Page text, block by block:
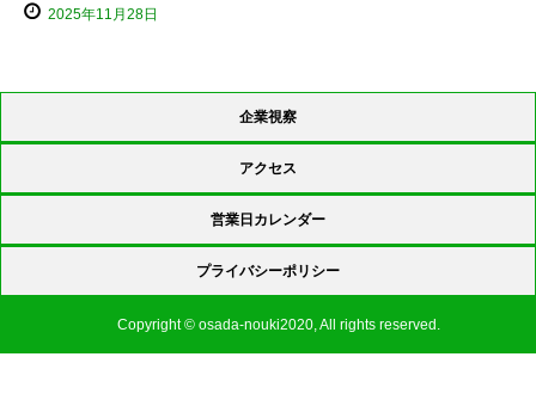
2025年11月28日
企業視察
アクセス
営業日カレンダー
プライバシーポリシー
Copyright © osada-nouki2020, All rights reserved.